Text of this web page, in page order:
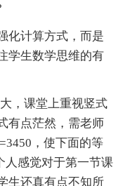
计算方式，而是
学生数学思维的有
，课堂上重视竖式
有点茫然，需老师
，使下面的等
人感觉对于第一节课
生还真有点不知所